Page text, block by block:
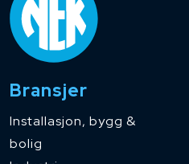
Bransjer
Installasjon, bygg &
bolig